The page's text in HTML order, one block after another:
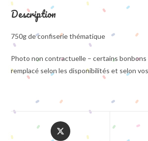
Description
750g de confiserie thématique
Photo non contractuelle – certains
remplacé selon les disponibilités et selon
Opens
in